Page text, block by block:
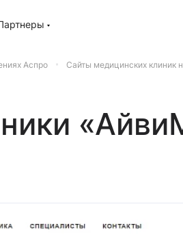
Аспро Сайты медицинских клиник